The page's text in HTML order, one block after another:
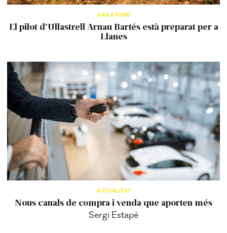
GAS A FONS
El pilot d'Ullastrell Arnau Bartés està preparat per a
Llanes
ACTUALITAT
Nous canals de compra i venda que aporten més
Sergi Estapé